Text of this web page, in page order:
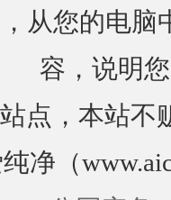
从您的电
容，说明
点，本站不
净（